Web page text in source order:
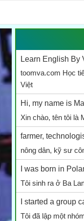
Learn English By
toomva.com Học
Việt
Hi, my name is
Xin chào, tên tôi là
farmer,
nông dân, kỹ sư
I was born in
Tôi sinh ra ở Ba
I started a group
Tôi đã lập một